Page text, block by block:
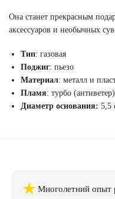
Она станет прекрасным
аксессуаров и необычных
Тип: газовая
Поджиг: пьезо
Материал: металл и
Пламя: турбо (антиветер)
Диаметр основания: 5,5
★ Многолетний опыт